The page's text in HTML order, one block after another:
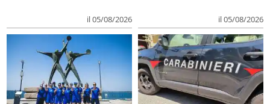
il 05/08/2026 il 05/08/2026